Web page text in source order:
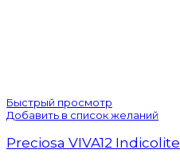
Быстрый просмотр
Добавить в список желаний
Preciosa VIVA12 Indicolite